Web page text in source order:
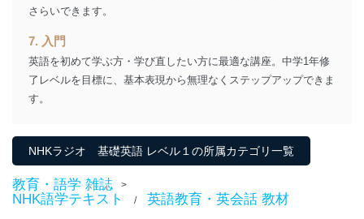
さらいできます。
7. 入門
英語を初めて学ぶ方・学び直したい方に最適な講座。中学1年修
了レベルを目標に、基本表現から無理なくステップアップできま
す。
NHKラジオ 基礎英語 レベル１の所属カテゴリ一覧
教育・語学 雑誌 >
NHK語学テキスト / 英語教育・英会話 教材